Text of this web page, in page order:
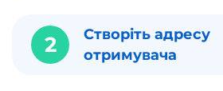
2
Створіть адресу
отримувача